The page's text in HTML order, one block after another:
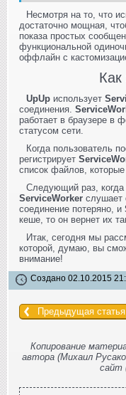
Несмотря на то, что
достаточно мощная,
показа простых
функциональной
оффлайн с
Как
UpUp использует
соединения.
работает в браузере в
статусом сети.
Когда пользователь
регистрирует
список файлов,
Следующий раз, когда
ServiceWorker слушает
соединение потеряно, и
кеше, то он вернет их
Итак, сегодня мы
которой, думаю, вы
внимание!
Создано 02.10.2015
Предыдущая статья
Копирование
автора (Михаил
сайт